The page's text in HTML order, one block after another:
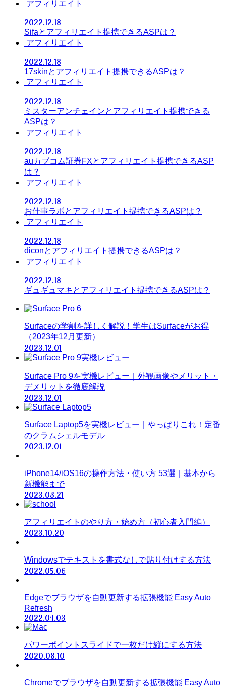
アフィリエイト
2022.12.18
Sifaとアフィリエイト提携できるASPは？
アフィリエイト
2022.12.18
17skinとアフィリエイト提携できるASPは？
アフィリエイト
2022.12.18
ミスターアンチェインとアフィリエイト提携できる
ASPは？
アフィリエイト
2022.12.18
auカブコム証券FXとアフィリエイト提携できるASP
は？
アフィリエイト
2022.12.18
お仕事ラボとアフィリエイト提携できるASPは？
アフィリエイト
2022.12.18
diconとアフィリエイト提携できるASPは？
アフィリエイト
2022.12.18
ギュギュマキとアフィリエイト提携できるASPは？
Surfaceの学割を詳しく解説！学生はSurfaceがお得
（2023年12月更新）
2023.12.01
Surface Pro 9を実機レビュー｜外観画像やメリット・
デメリットを徹底解説
2023.12.01
Surface Laptop5を実機レビュー｜やっぱりこれ！定番
のクラムシェルモデル
2023.12.01
iPhone14/iOS16の操作方法・使い方 53選｜基本から
新機能まで
2023.03.21
アフィリエイトのやり方・始め方（初心者入門編）
2023.10.20
Windowsでテキストを書式なしで貼り付けする方法
2022.05.06
Edgeでブラウザを自動更新する拡張機能 Easy Auto
Refresh
2022.04.03
パワーポイントスライドで一枚だけ縦にする方法
2020.08.10
Chromeでブラウザを自動更新する拡張機能 Easy Auto